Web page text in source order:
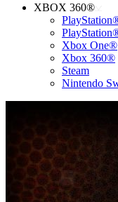
XBOX 360®
Xbox One®
Xbox 360®
Steam
Nintendo